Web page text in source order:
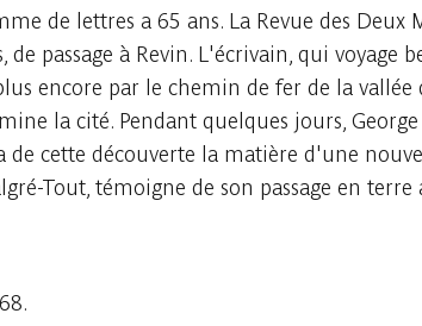
de lettres a 65 ans. La Revue des Deux
passage à Revin. L'écrivain, qui voyage
encore par le chemin de fer de la vallée
la cité. Pendant quelques jours, George
de cette découverte la matière d'une
Tout, témoigne de son passage en terre